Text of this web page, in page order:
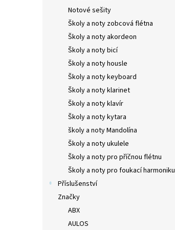
Notové sešity
Školy a noty zobcová flétna
Školy a noty akordeon
Školy a noty bicí
Školy a noty housle
Školy a noty keyboard
Školy a noty klarinet
Školy a noty klavír
Školy a noty kytara
školy a noty Mandolína
Školy a noty ukulele
Školy a noty pro příčnou flétnu
Školy a noty pro foukací harmoniku
Příslušenství
Značky
ABX
AULOS